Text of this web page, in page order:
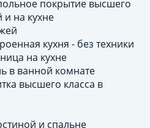
покрытие высшего
и на кухне
кухня - без техники
на кухне
в ванной комнате
высшего класса в
и спальне